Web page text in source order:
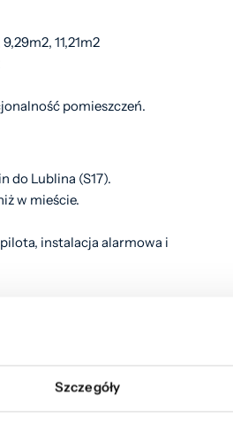
Szczegóły
11,21m2
pomieszczeń.
do Lublina (S17).
w mieście.
instalacja alarmowa i
zabaw.
naturalnego światła.
rowerowe, nowa